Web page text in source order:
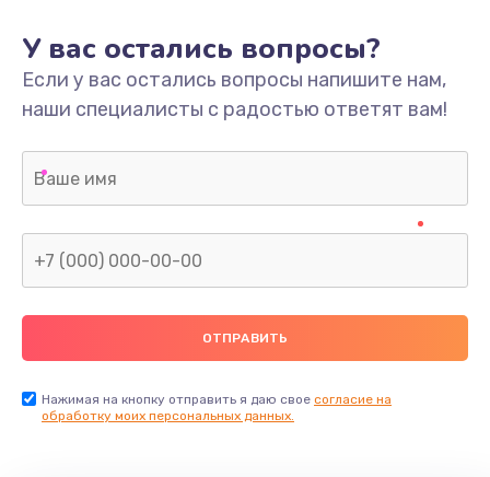
У вас остались вопросы?
Если у вас остались вопросы напишите нам,
наши специалисты с радостью ответят вам!
Нажимая на кнопку отправить я даю свое согласие на
обработку моих персональных данных.